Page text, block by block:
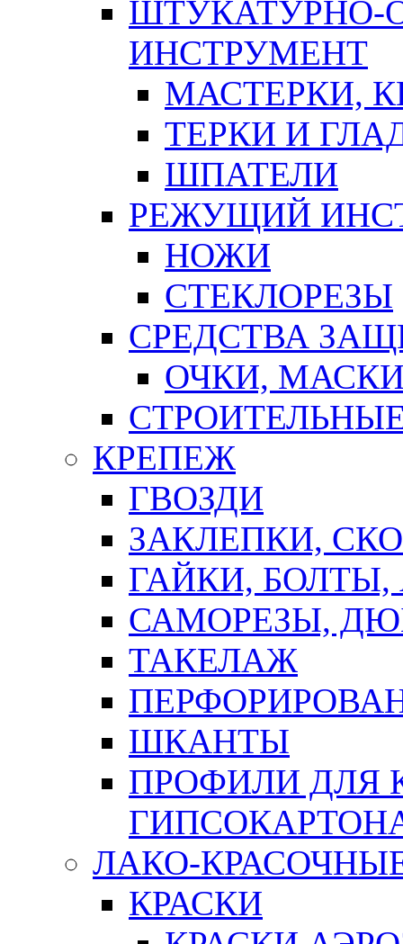
ШТУКАТУРНО-
ИНСТРУМЕНТ
МАСТЕРКИ,
ТЕРКИ И
ШПАТЕЛИ
РЕЖУЩИЙ
НОЖИ
СТЕКЛОРЕЗЫ
СРЕДСТВА
ОЧКИ,
КРЕПЕЖ
ГВОЗДИ
ЗАКЛЕПКИ,
ГАЙКИ,
САМОРЕЗЫ,
ТАКЕЛАЖ
ШКАНТЫ
ПРОФИЛИ ДЛЯ
ЛАКО-
КРАСКИ